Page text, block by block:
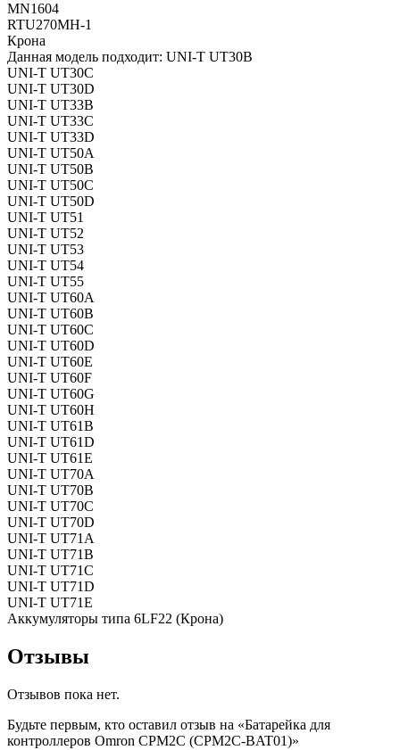
MN1604
RTU270MH-1
Крона
Данная модель подходит: UNI-T UT30B
UNI-T UT30C
UNI-T UT30D
UNI-T UT33B
UNI-T UT33C
UNI-T UT33D
UNI-T UT50A
UNI-T UT50B
UNI-T UT50C
UNI-T UT50D
UNI-T UT51
UNI-T UT52
UNI-T UT53
UNI-T UT54
UNI-T UT55
UNI-T UT60A
UNI-T UT60B
UNI-T UT60C
UNI-T UT60D
UNI-T UT60E
UNI-T UT60F
UNI-T UT60G
UNI-T UT60H
UNI-T UT61B
UNI-T UT61D
UNI-T UT61E
UNI-T UT70A
UNI-T UT70B
UNI-T UT70C
UNI-T UT70D
UNI-T UT71A
UNI-T UT71B
UNI-T UT71C
UNI-T UT71D
UNI-T UT71E
Аккумуляторы типа 6LF22 (Крона)
Отзывы
Отзывов пока нет.
Будьте первым, кто оставил отзыв на «Батарейка для
контроллеров Omron CPM2C (CPM2C-BAT01)»